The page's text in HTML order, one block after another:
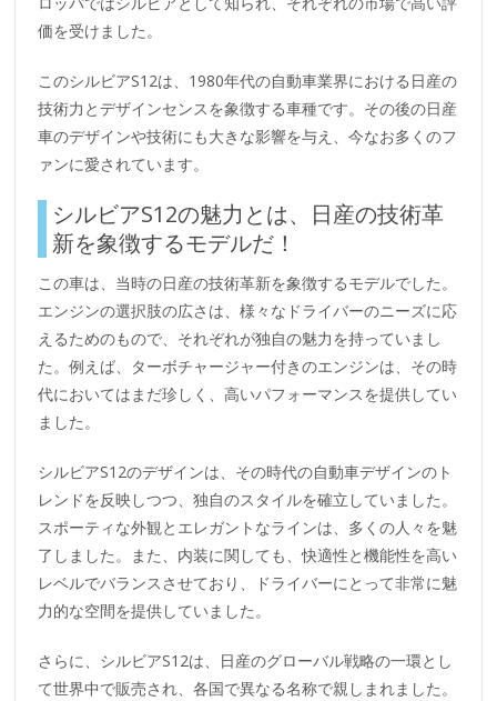
価を受けました。
このシルビアS12は、1980年代の自動車業界における日産の
技術力とデザインセンスを象徴する車種です。その後の日産
車のデザインや技術にも大きな影響を与え、今なお多くのフ
ァンに愛されています。
シルビアS12の魅力とは、日産の技術革
新を象徴するモデルだ！
この車は、当時の日産の技術革新を象徴するモデルでした。
エンジンの選択肢の広さは、様々なドライバーのニーズに応
えるためのもので、それぞれが独自の魅力を持っていまし
た。例えば、ターボチャージャー付きのエンジンは、その時
代においてはまだ珍しく、高いパフォーマンスを提供してい
ました。
シルビアS12のデザインは、その時代の自動車デザインのト
レンドを反映しつつ、独自のスタイルを確立していました。
スポーティな外観とエレガントなラインは、多くの人々を魅
了しました。また、内装に関しても、快適性と機能性を高い
レベルでバランスさせており、ドライバーにとって非常に魅
力的な空間を提供していました。
さらに、シルビアS12は、日産のグローバル戦略の一環とし
て世界中で販売され、各国で異なる名称で親しまれました。